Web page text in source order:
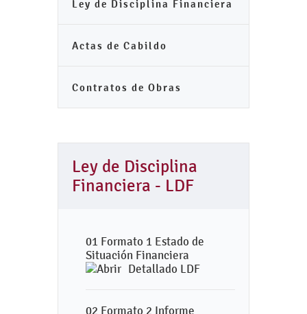
Ley de Disciplina Financiera
Actas de Cabildo
Contratos de Obras
Ley de Disciplina
Financiera - LDF
01 Formato 1 Estado de
Situación Financiera
Detallado LDF
02 Formato 2 Informe